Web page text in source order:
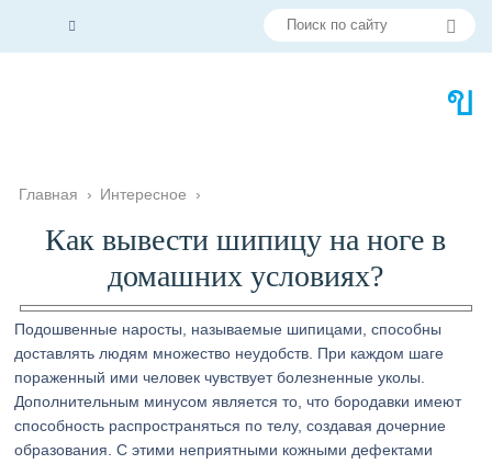
Главная › Интересное ›
Как вывести шипицу на ноге в
домашних условиях?
Подошвенные наросты, называемые шипицами, способны
доставлять людям множество неудобств. При каждом шаге
пораженный ими человек чувствует болезненные уколы.
Дополнительным минусом является то, что бородавки имеют
способность распространяться по телу, создавая дочерние
образования. С этими неприятными кожными дефектами